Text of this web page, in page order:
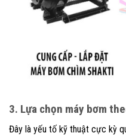
3. Lựa chọn máy bơm
Đây là yếu tố kỹ thuật cực kỳ